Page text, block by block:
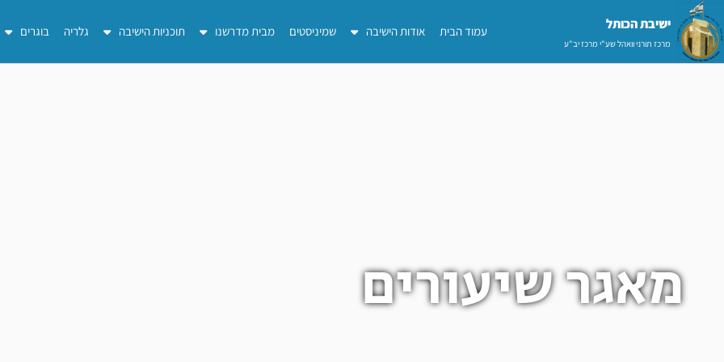
דילוג
לתוכן
ישיבת הכותל​
מרכז תורני וואהל שע"י מרכז יב"ע
עמוד הבית אודות הישיבה שמיניסטים מבית מדרשנו תוכניות הישיבה גלריה בוגרים
מאגר שיעורים